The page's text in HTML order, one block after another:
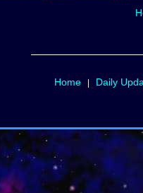
Home| Daily